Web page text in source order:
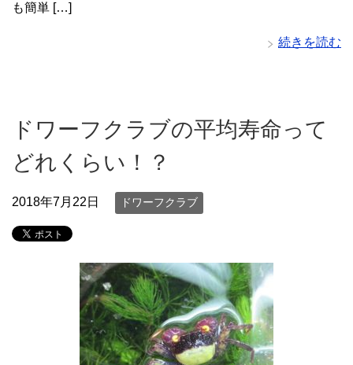
も簡単 […]
続きを読む
ドワーフクラブの平均寿命って
どれくらい！？
2018年7月22日 ドワーフクラブ